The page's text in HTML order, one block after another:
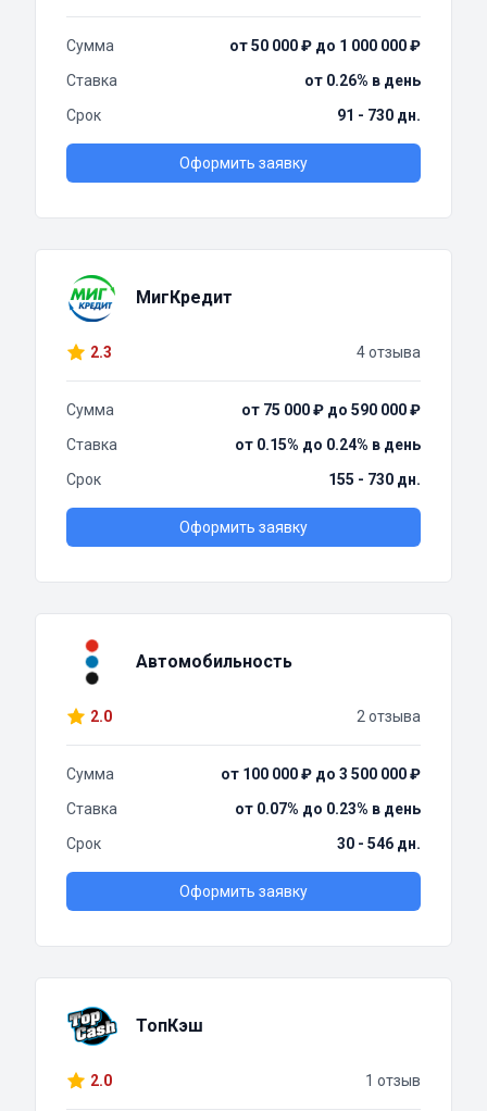
Сумма
от 50 000 ₽ до 1 000 000 ₽
Ставка
от 0.26% в день
Срок
91 - 730 дн.
Оформить заявку
МигКредит
2.3 4 отзыва
Сумма
от 75 000 ₽ до 590 000 ₽
Ставка
от 0.15% до 0.24% в день
Срок
155 - 730 дн.
Оформить заявку
Автомобильность
2.0 2 отзыва
Сумма
от 100 000 ₽ до 3 500 000 ₽
Ставка
от 0.07% до 0.23% в день
Срок
30 - 546 дн.
Оформить заявку
ТопКэш
2.0 1 отзыв